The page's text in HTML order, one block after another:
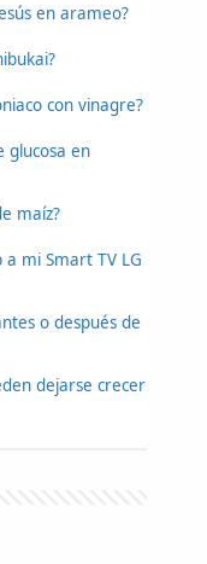
en arameo?
con vinagre?
glucosa en
maíz?
mi Smart TV LG
o después de
dejarse crecer